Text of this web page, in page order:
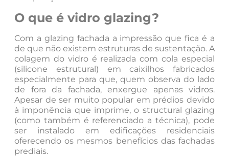
O que é vidro glazing?
Com a glazing fachada a impressão que fica é a
de que não existem estruturas de sustentação. A
colagem do vidro é realizada com cola especial
(silicone estrutural) em caixilhos fabricados
especialmente para que, quem observa do lado
de fora da fachada, enxergue apenas vidros.
Apesar de ser muito popular em prédios devido
à imponência que imprime, o structural glazing
(como também é referenciado a técnica), pode
ser instalado em edificações residenciais
oferecendo os mesmos benefícios das fachadas
prediais.